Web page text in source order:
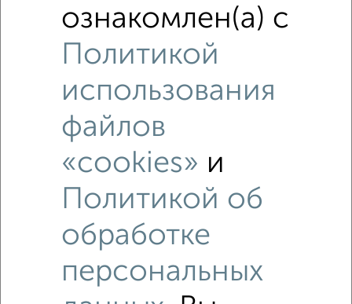
Рядом, с меньшей ценой
ознакомлен(а) с
Политикой
использования
файлов
«cookies» и
Политикой об
обработке
персональных